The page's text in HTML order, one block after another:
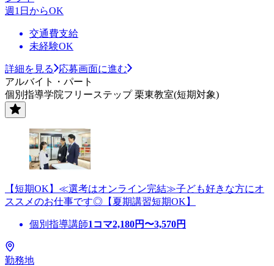
週1日からOK
交通費支給
未経験OK
詳細を見る
応募画面に進む
アルバイト・パート
個別指導学院フリーステップ 栗東教室(短期対象)
【短期OK】≪選考はオンライン完結≫子ども好きな方にオ
ススメのお仕事です◎【夏期講習短期OK】
個別指導講師1コマ2,180円〜3,570円
勤務地